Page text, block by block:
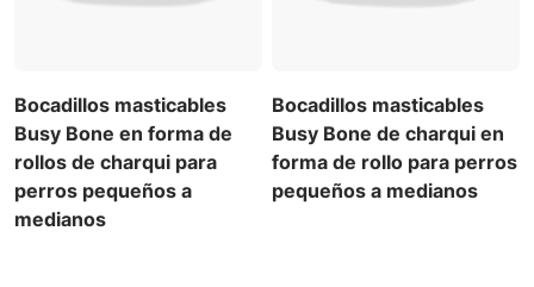
Bocadillos masticables
Busy Bone en forma de
rollos de charqui para
perros pequeños a
medianos
Bocadillos masticables
Busy Bone de charqui en
forma de rollo para perros
pequeños a medianos